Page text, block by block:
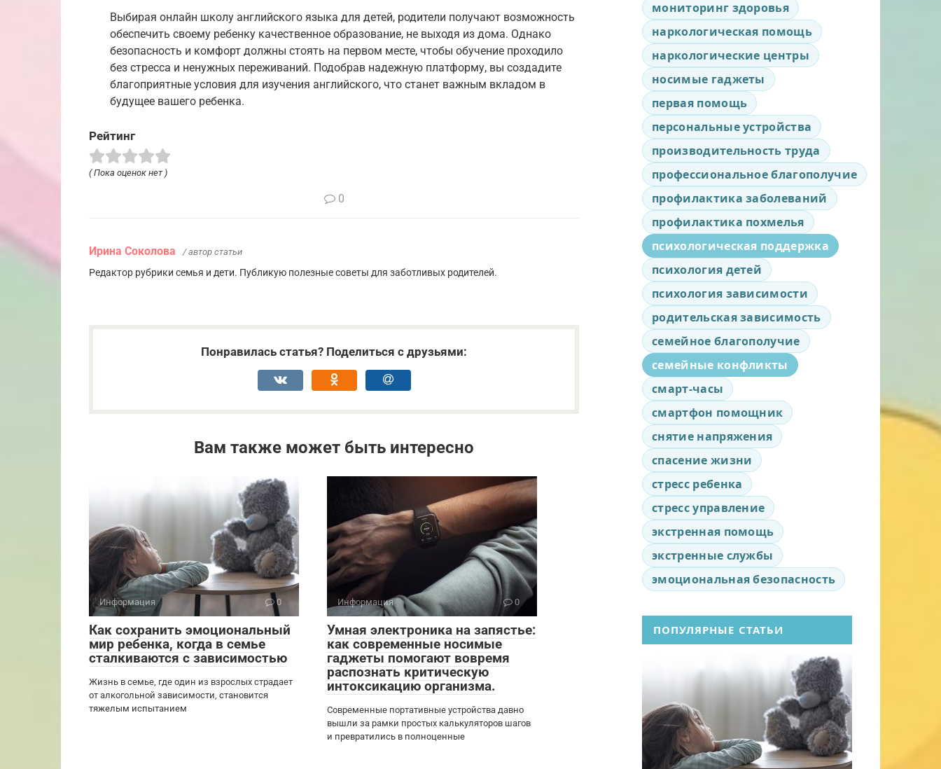
Выбирая онлайн школу английского языка для детей, родители получают возможность
обеспечить своему ребенку качественное образование, не выходя из дома. Однако
безопасность и комфорт должны стоять на первом месте, чтобы обучение проходило
без стресса и ненужных переживаний. Подобрав надежную платформу, вы создадите
благоприятные условия для изучения английского, что станет важным вкладом в
будущее вашего ребенка.
Рейтинг
( Пока оценок нет )
0
Ирина Соколова / автор статьи
Редактор рубрики семья и дети. Публикую полезные советы для заботливых родителей.
Понравилась статья? Поделиться с друзьями:
Вам также может быть интересно
Информация 0
Как сохранить эмоциональный
мир ребенка, когда в семье
сталкиваются с зависимостью
Жизнь в семье, где один из взрослых страдает
от алкогольной зависимости, становится
тяжелым испытанием
Информация 0
Умная электроника на запястье:
как современные носимые
гаджеты помогают вовремя
распознать критическую
интоксикацию организма.
Современные портативные устройства давно
вышли за рамки простых калькуляторов шагов
и превратились в полноценные
мониторинг здоровья
наркологическая помощь
наркологические центры
носимые гаджеты
первая помощь
персональные устройства
производительность труда
профессиональное благополучие
профилактика заболеваний
профилактика похмелья
психологическая поддержка
психология детей
психология зависимости
родительская зависимость
семейное благополучие
семейные конфликты
смарт-часы
смартфон помощник
снятие напряжения
спасение жизни
стресс ребенка
стресс управление
экстренная помощь
экстренные службы
эмоциональная безопасность
ПОПУЛЯРНЫЕ СТАТЬИ